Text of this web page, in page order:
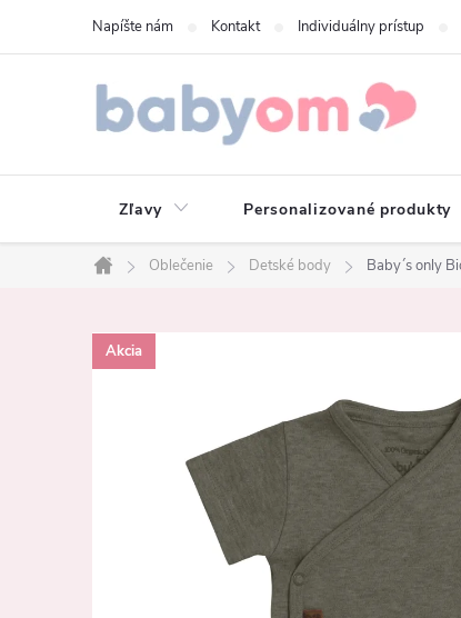
Napíšte nám Kontakt Individuálny prístup
Zľavy Personalizované produkty
Domov
Oblečenie Detské body Baby´s only
Akcia